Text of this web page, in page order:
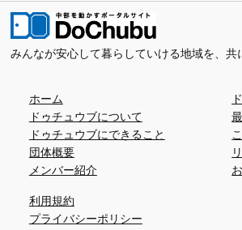
みんなが安心して暮らしていける地域を、共
ホーム
ドゥチュウブについて
ドゥチュウブにできること
団体概要
メンバー紹介
利用規約
プライバシーポリシー